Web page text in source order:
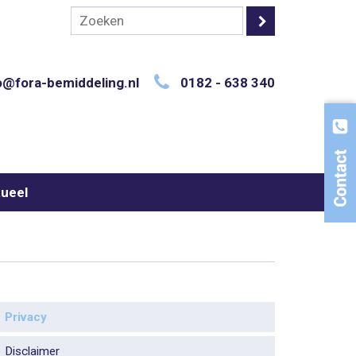
bemiddeling.nl 0182 - 638 340
Privacy
Disclaimer